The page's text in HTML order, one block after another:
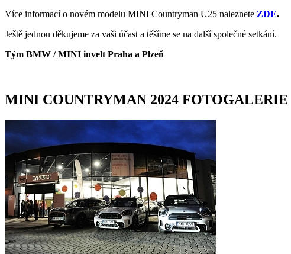
Více informací o novém modelu MINI Countryman U25 naleznete ZDE.
Ještě jednou děkujeme za vaši účast a těšíme se na další společné setkání.
Tým BMW / MINI invelt Praha a Plzeň
MINI COUNTRYMAN 2024 FOTOGALERIE